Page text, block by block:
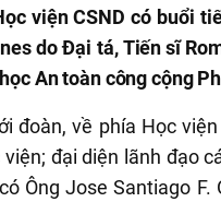
viện CSND có buổi
doĐại tá,Tiến sĩ
An toàn công cộng
đoàn, về phía Học
đại diện lãnh đạo
Ông Jose Santiago